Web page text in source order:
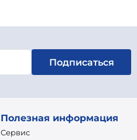
Подписаться
Полезная информация
Сервис